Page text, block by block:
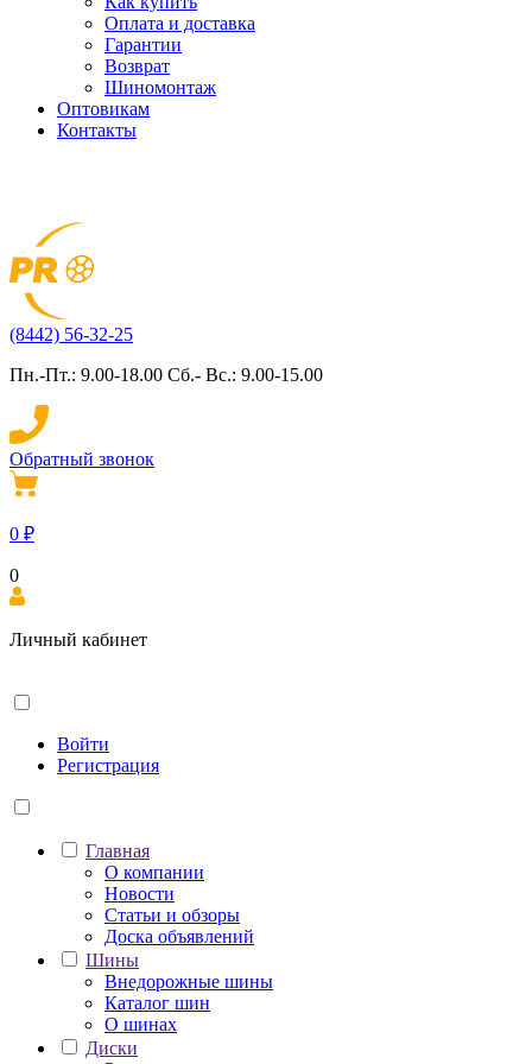
Оплата и доставка
Гарантии
Возврат
Шиномонтаж
Оптовикам
Контакты
(8442) 56-32-25
Пн.-Пт.: 9.00-18.00 Сб.- Вс.: 9.00-15.00
Обратный звонок
0 ₽
0
Личный кабинет
Войти
Регистрация
Главная
О компании
Новости
Статьи и обзоры
Доска объявлений
Шины
Внедорожные шины
Каталог шин
О шинах
Диски